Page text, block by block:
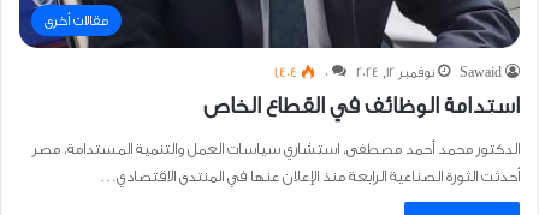
مقالات أخرى
Sawaid نوفمبر 12, 2024 0 1٬404
استدامة الوظائف في القطاع الخاص
الدكتور محمد أحمد مصطفى، استشاري سياسات العمل والتنمية المستدامة، مصر
أحدثت الثورة الصناعية الرابعة منذ الإعلان عنها في المنتدى الاقتصادي…